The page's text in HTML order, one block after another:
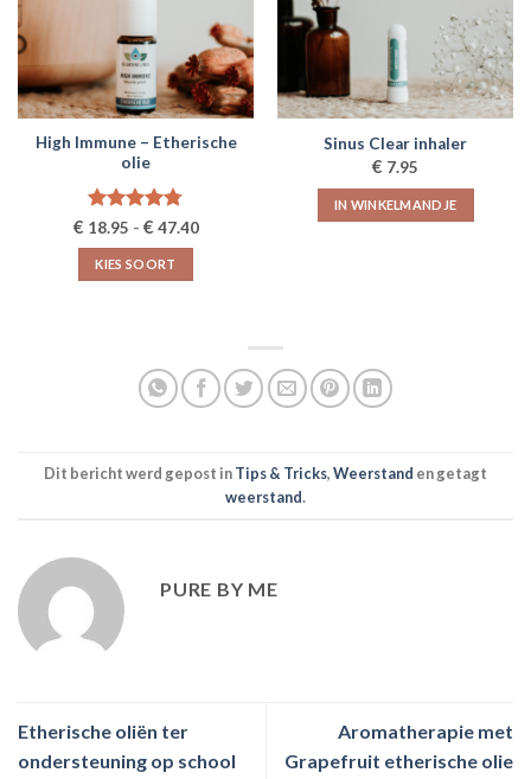
kan
gekozen
worden
op
de
productpagina
High Immune – Etherische
olie
Gewaardeerd
4.75uit 5
€ 18.95 - € 47.40Prijsklasse:
€18.95
KIES SOORT
meerdere
variaties.
kan
productpagina
Sinus Clear inhaler
€ 7.95
IN WINKELMANDJE
Dit bericht werd gepost inTips & Tricks,Weerstand en getagt
weerstand.
PURE BY ME
Etherische oliën ter
ondersteuning op school
Aromatherapie met
Grapefruit etherische olie